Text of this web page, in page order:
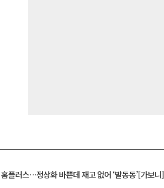
플러스…정상화 바쁜데 재고 없어 ‘발동동’[가보니]